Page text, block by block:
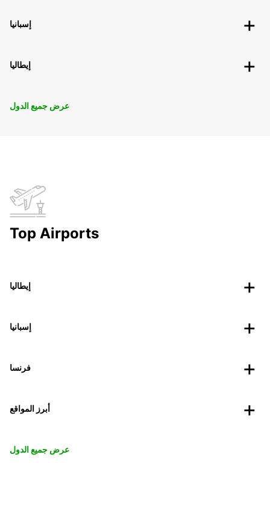
إسبانيا
إيطاليا
عرض جميع الدول
Top Airports
إيطاليا
إسبانيا
فرنسا
أبرز المواقع
عرض جميع الدول